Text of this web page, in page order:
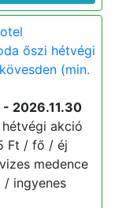
őszi hétvégi
(min.
2026.11.30
akció
Ft / fő / éj
medence
/ ingyenes